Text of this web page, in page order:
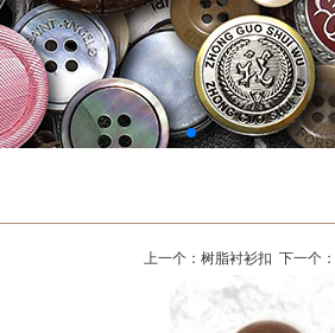
上一个： 树脂衬衫扣 下一个：